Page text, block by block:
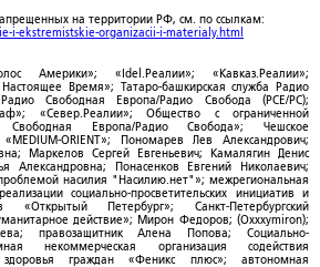
на территории РФ, см. по ссылкам:
i-ekstremistskie-organizacii-i-materialy.html
Америки»; «Idel.Реалии»; «Кавказ.Реалии»;
Время»; Татаро-башкирская служба Радио
Свободная Европа/Радио Свобода (PCE/PC);
«Север.Реалии»; Общество с ограниченной
Свободная Европа/Радио Свобода»; Чешское
ORIENT»; Пономарев Лев Александрович;
Маркелов Сергей Евгеньевич; Камалягин Денис
Александровна; Понасенков Евгений Николаевич;
насилия "Насилию.нет"»; межрегиональная
социально-просветительских инициатив и
«Открытый Петербург»; Санкт-Петербургский
действие»; Мирон Федоров; (Oxxxymiron);
правозащитник Алена Попова; Социально-
некоммерческая организация содействия
граждан «Феникс плюс»; автономная